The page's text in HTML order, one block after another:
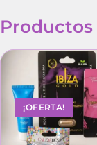
¡OFERTA!